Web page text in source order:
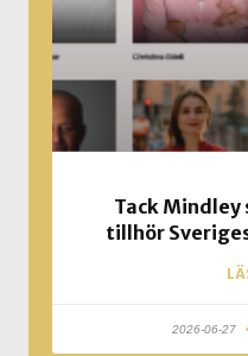
Tack
tillhör
2026-06-27